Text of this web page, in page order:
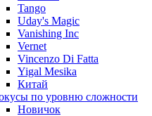
Tango
Uday's Magic
Vanishing Inc
Vernet
Vincenzo Di Fatta
Yigal Mesika
Китай
по уровню сложности
Новичок